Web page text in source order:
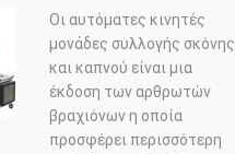
ΦΙΛΤΡΑ
Οι αυτόματες κινητές
μονάδες συλλογής σκόνης
και καπνού είναι μια
έκδοση των αρθρωτών
βραχιόνων η οποία
προσφέρει περισσότερη